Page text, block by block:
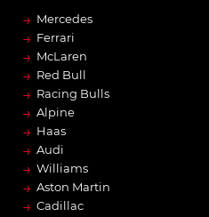
→ Mercedes
→ Ferrari
→ McLaren
→ Red Bull
→ Racing Bulls
→ Alpine
→ Haas
→ Audi
→ Williams
→ Aston Martin
→ Cadillac